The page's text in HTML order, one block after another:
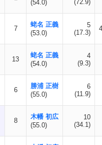
(54.0)
(72.9)
7
蛯名 正義
(53.0)
5
(17.3)
13
蛯名 正義
(54.0)
4
(9.3)
6
勝浦 正樹
(55.0)
6
(11.9)
8
木幡 初広
(55.0)
10
(34.1)